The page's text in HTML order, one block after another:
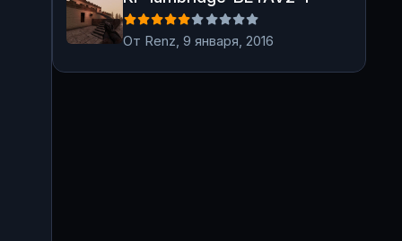
От Renz,9 января, 2016